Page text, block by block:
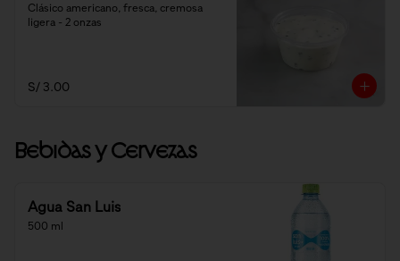
Clásico americano, fresca, cremosa
ligera - 2 onzas
S/ 3.00
Bebidas y Cervezas
Agua San Luis
500 ml